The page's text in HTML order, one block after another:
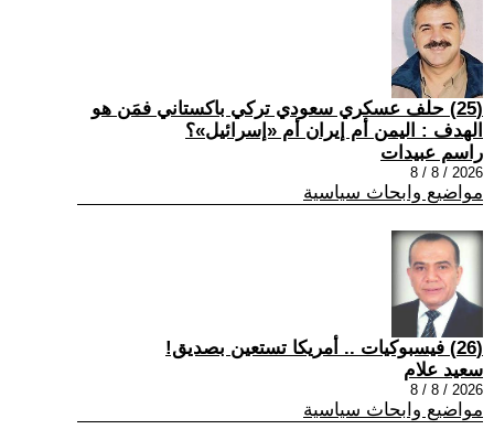
(25) حلف عسكري سعودي تركي باكستاني فمَن هو
الهدف : اليمن أم إيران أم «إسرائيل»؟
راسم عبيدات
2026 / 8 / 8
مواضيع وابحاث سياسية
(26) فيسبوكيات .. أمريكا تستعين بصديق!
سعيد علام
2026 / 8 / 8
مواضيع وابحاث سياسية